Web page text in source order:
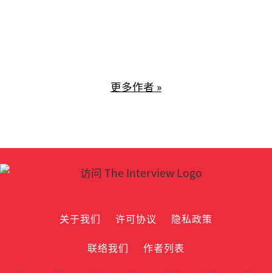
更多作者 »
关于我们 许可协议
隐私政策
联络我们
作者列表